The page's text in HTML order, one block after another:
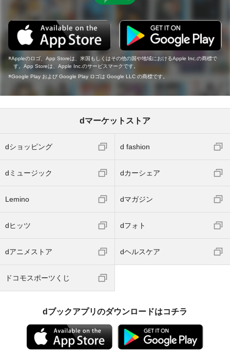
Appleのロゴ、App Storeは、米国もしくはその他の国や地域におけるApple Inc.の商標で
す。App Storeは、Apple Inc.のサービスマークです。
Google Play および Google Play ロゴは Google LLC の商標です。
dマーケットストア
dショッピング d fashion
dミュージック dカーシェア
Lemino dマガジン
dヒッツ dフォト
dアニメストア dヘルスケア
ドコモスポーツくじ
dブックアプリのダウンロードはコチラ